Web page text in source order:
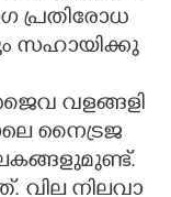
പ്ര​തി​രോ​ധ​
സ​ഹാ​യി​ക്കു​
വ​ള​ങ്ങ​ളി​
നൈ​ട്ര​ജ​
വി​ല​ നി​ല​വാ​